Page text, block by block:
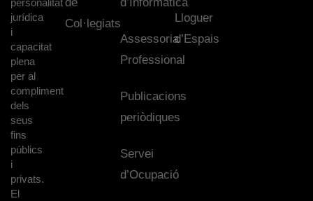
jurídica
i
capacitat
plena
per al
compliment
dels
seus
fins
públics
i
privats.
El
Col·legiats
Assessoria
Professional
Publicacions
periòdiques
Servei
d’Ocupació
Lloguer
d’Espais